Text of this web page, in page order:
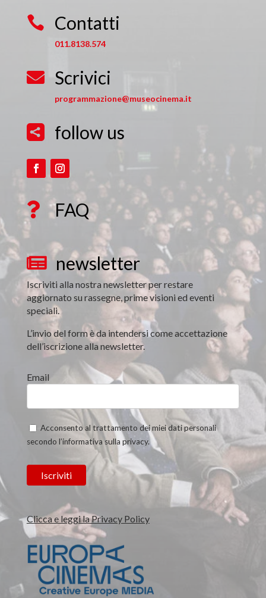
 Contatti
011.8138.574
 Scrivici
programmazione@museocinema.it
 follow us
 FAQ
 newsletter
Iscriviti alla nostra newsletter per restare
aggiornato su rassegne, prime visioni ed eventi
speciali.
L’invio del form è da intendersi come accettazione
dell’iscrizione alla newsletter.
Email
Acconsento al trattamento dei miei dati personali
secondo l’informativa sulla privacy.
Clicca e leggi la Privacy Policy